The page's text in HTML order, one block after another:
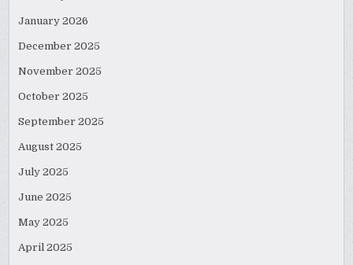
January 2026
December 2025
November 2025
October 2025
September 2025
August 2025
July 2025
June 2025
May 2025
April 2025